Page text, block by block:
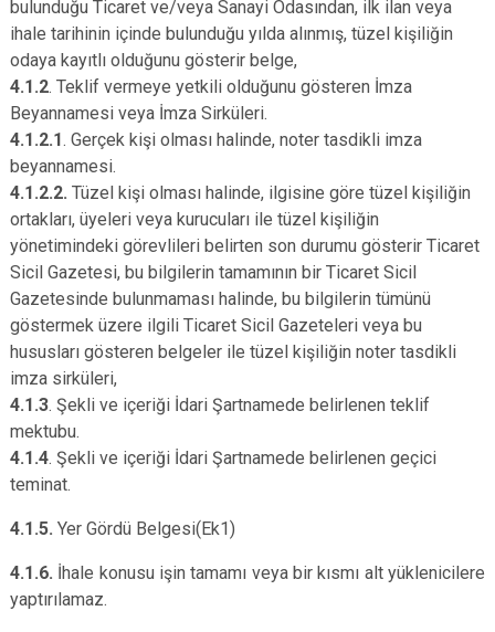
bulunduğu Ticaret ve/veya Sanayi Odasından, ilk ilan veya
ihale tarihinin içinde bulunduğu yılda alınmış, tüzel kişiliğin
odaya kayıtlı olduğunu gösterir belge,
4.1.2. Teklif vermeye yetkili olduğunu gösteren İmza
Beyannamesi veya İmza Sirküleri.
4.1.2.1. Gerçek kişi olması halinde, noter tasdikli imza
beyannamesi.
4.1.2.2. Tüzel kişi olması halinde, ilgisine göre tüzel kişiliğin
ortakları, üyeleri veya kurucuları ile tüzel kişiliğin
yönetimindeki görevlileri belirten son durumu gösterir Ticaret
Sicil Gazetesi, bu bilgilerin tamamının bir Ticaret Sicil
Gazetesinde bulunmaması halinde, bu bilgilerin tümünü
göstermek üzere ilgili Ticaret Sicil Gazeteleri veya bu
hususları gösteren belgeler ile tüzel kişiliğin noter tasdikli
imza sirküleri,
4.1.3. Şekli ve içeriği İdari Şartnamede belirlenen teklif
mektubu.
4.1.4. Şekli ve içeriği İdari Şartnamede belirlenen geçici
teminat.
4.1.5. Yer Gördü Belgesi(Ek1)
4.1.6. İhale konusu işin tamamı veya bir kısmı alt yüklenicilere
yaptırılamaz.